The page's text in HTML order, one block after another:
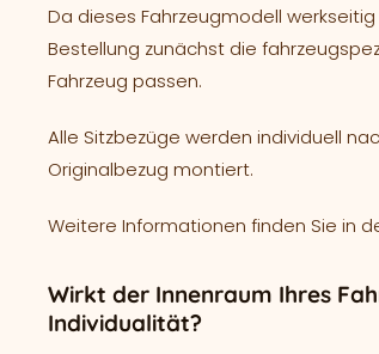
Da dieses Fahrzeugmodell
Bestellung zunächst die
Fahrzeug passen.
Alle Sitzbezüge werden individuell
Originalbezug montiert.
Weitere Informationen finden Sie in
Wirkt der Innenraum Ihres
Individualität?